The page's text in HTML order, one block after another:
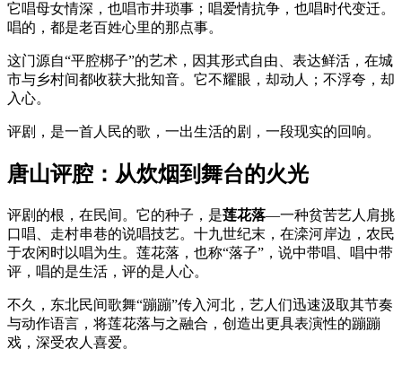
它唱母女情深，也唱市井琐事；唱爱情抗争，也唱时代变迁。
唱的，都是老百姓心里的那点事。
这门源自“平腔梆子”的艺术，因其形式自由、表达鲜活，在城
市与乡村间都收获大批知音。它不耀眼，却动人；不浮夸，却
入心。
评剧，是一首人民的歌，一出生活的剧，一段现实的回响。
唐山评腔：从炊烟到舞台的火光
评剧的根，在民间。它的种子，是莲花落—一种贫苦艺人肩挑
口唱、走村串巷的说唱技艺。十九世纪末，在滦河岸边，农民
于农闲时以唱为生。莲花落，也称“落子”，说中带唱、唱中带
评，唱的是生活，评的是人心。
不久，东北民间歌舞“蹦蹦”传入河北，艺人们迅速汲取其节奏
与动作语言，将莲花落与之融合，创造出更具表演性的蹦蹦
戏，深受农人喜爱。